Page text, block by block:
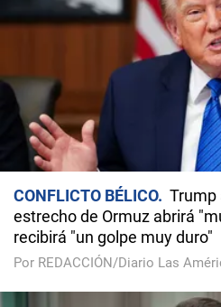
CONFLICTO BÉLICO
Trump
estrecho de Ormuz abrirá
recibirá "un golpe muy duro"
Por REDACCIÓN/Diario Las